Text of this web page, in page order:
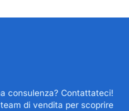
consulenza? Contattateci!
di vendita per scoprire